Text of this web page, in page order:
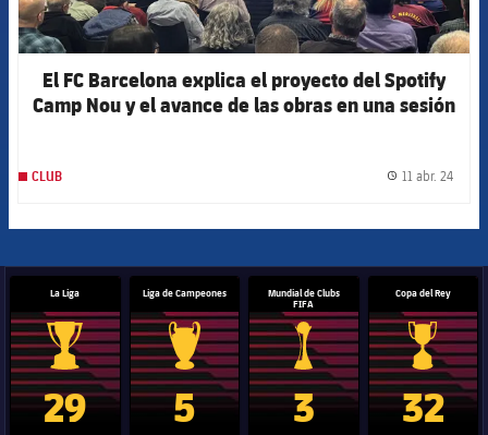
El FC Barcelona explica el proyecto del Spotify
Camp Nou y el avance de las obras en una sesión
CLUB 11 abr. 24
La Liga
Trofeo de La Liga
29
Liga de Campeones
Trofeo de la Liga de Campeones
5
Mundial de Clubs
FIFA
Trofeo del Mundial de
3
Copa del Rey
Copa del
32